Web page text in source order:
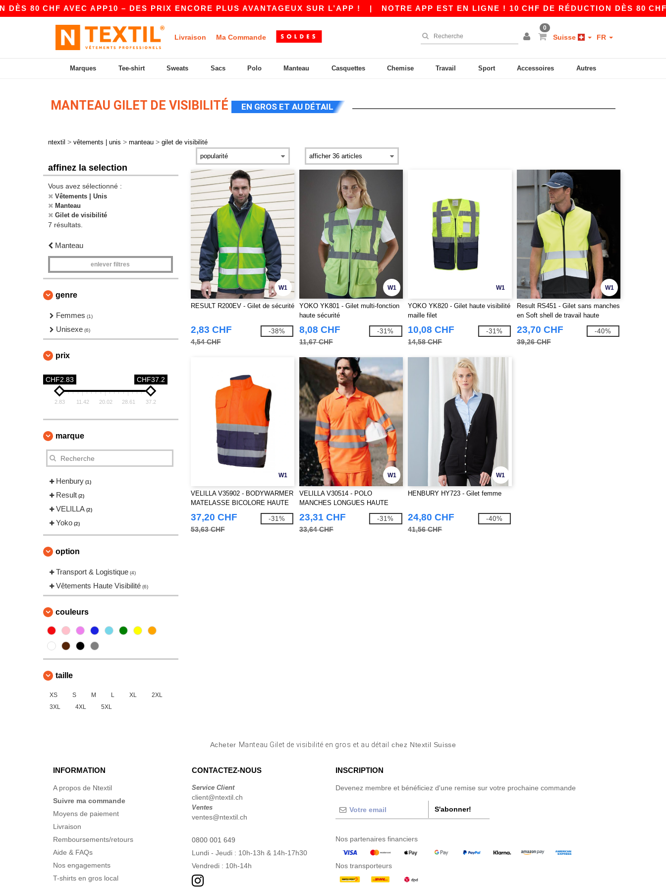
80 CHF AVEC APP10 – DES PRIX ENCORE PLUS AVANTAGEUX SUR L’APP !| NOTRE APP EST EN LIGNE ! 10 CHF DE RÉDUCTION DÈS 80 CHF
Livraison Ma Commande
0
Suisse FR
Marques Tee-shirt Sweats Sacs Polo Manteau Casquettes Chemise Travail Sport Accessoires Autres
MANTEAU GILET DE VISIBILITÉ EN GROS ET AU DÉTAIL
ntextil > vêtements | unis > manteau > gilet de visibilité
affinez la selection
Vous avez sélectionné :
Vêtements | Unis
Manteau
Gilet de visibilité
7 résultats.
Manteau
enlever filtres
genre
Femmes (1)
Unisexe (6)
prix
CHF2.83 CHF37.2
2.83 11.42 20.02 28.61 37.2
marque
Henbury (1)
Result (2)
VELILLA (2)
Yoko (2)
option
Transport & Logistique (4)
Vêtements Haute Visibilité (6)
couleurs
taille
XS S M L XL
2XL
3XL
4XL 5XL
W1
RESULT R200EV - Gilet de sécurité
2,83 CHF
4,54 CHF
-38%
W1
YOKO YK801 - Gilet multi-fonction
haute sécurité
8,08 CHF
11,67 CHF
-31%
W1
YOKO YK820 - Gilet haute visibilité
maille filet
10,08 CHF
14,58 CHF
-31%
W1
Result RS451 - Gilet sans manches
en Soft shell de travail haute
visibilité
23,70 CHF
39,26 CHF
-40%
W1
VELILLA V35902 - BODYWARMER
MATELASSE BICOLORE HAUTE
VISIBILITE
37,20 CHF
53,63 CHF
-31%
W1
VELILLA V30514 - POLO
MANCHES LONGUES HAUTE
VISIBILITE
23,31 CHF
33,64 CHF
-31%
W1
HENBURY HY723 - Gilet femme
24,80 CHF
41,56 CHF
-40%
Acheter Manteau Gilet de visibilité en gros et au détail chez Ntextil Suisse
INFORMATION
A propos de Ntextil
Suivre ma commande
Moyens de paiement
Livraison
Remboursements/retours
Aide & FAQs
Nos engagements
T-shirts en gros local
CONTACTEZ-NOUS
Service Client
client@ntextil.ch
Ventes
ventes@ntextil.ch
0800 001 649
Lundi - Jeudi : 10h-13h & 14h-17h30
Vendredi : 10h-14h
INSCRIPTION
Devenez membre et bénéficiez d'une remise sur votre prochaine commande
S'abonner!
Nos partenaires financiers
Nos transporteurs